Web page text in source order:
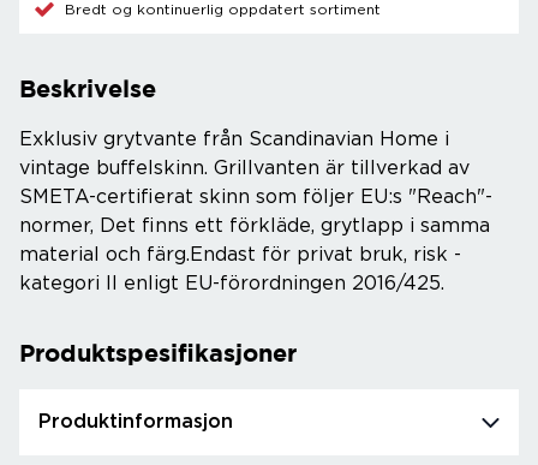
Bredt og kontinuerlig oppdatert sortiment
Beskrivelse
Exklusiv grytvante från Scandinavian Home i
vintage buffelskinn. Grillvanten är tillverkad av
SMETA-certifierat skinn som följer EU:s "Reach"-
normer, Det finns ett förkläde, grytlapp i samma
material och färg.Endast för privat bruk, risk -
kategori II enligt EU-förordningen 2016/425.
Produktspesifikasjoner
Produktinformasjon